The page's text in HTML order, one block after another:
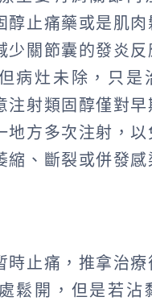
醇止痛藥或是肌肉
少關節囊的發炎反
病灶未除，只是
注射類固醇僅對早
地方多次注射，以
縮、斷裂或併發感
時止痛，推拿治療
鬆開，但是若沾